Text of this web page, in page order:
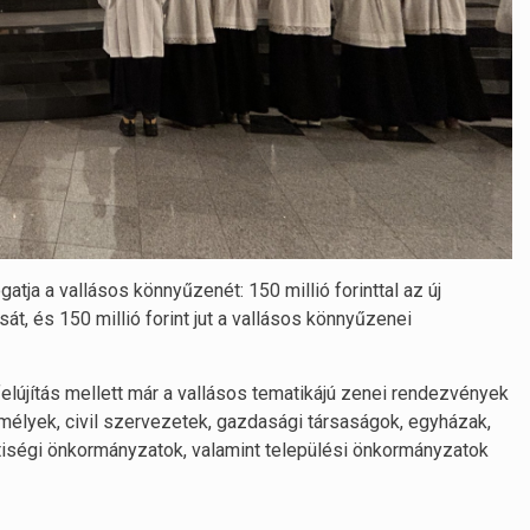
a vallásos könnyűzenét: 150 millió forinttal az új
és 150 millió forint jut a vallásos könnyűzenei
mellett már a vallásos tematikájú zenei rendezvények
civil szervezetek, gazdasági társaságok, egyházak,
önkormányzatok, valamint települési önkormányzatok